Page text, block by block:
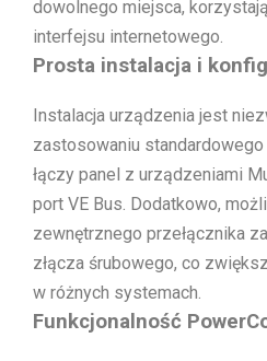
dowolnego miejsca,
interfejsu internetowego.
Prosta instalacja i
Instalacja urządzenia jest
zastosowaniu
łączy panel z urządzeniami
port VE Bus. Dodatkowo,
zewnętrznego przełącznika
złącza śrubowego, co
w różnych systemach.
Funkcjonalność